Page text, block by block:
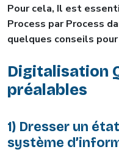
Pour cela, Il est
Process par Process
quelques conseils
Digitalisation
préalables
1) Dresser un
système